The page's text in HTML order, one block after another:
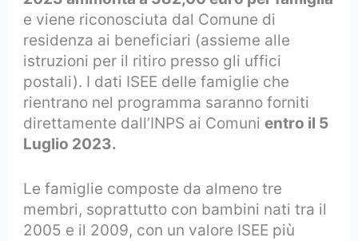
e viene riconosciuta dal Comune di
residenza ai beneficiari (assieme alle
istruzioni per il ritiro presso gli uffici
postali). I dati ISEE delle famiglie che
rientrano nel programma saranno forniti
direttamente dall’INPS ai Comunientro il 5
Luglio 2023.
Le famiglie composte da almeno tre
membri, soprattutto con bambini nati tra il
2005 e il 2009, con un valore ISEE più